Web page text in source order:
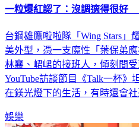
一粒爆紅認了：沒調適得很好
台鋼雄鷹啦啦隊「Wing Stars」
美外型，憑一支魔性「葉保弟
林襄、峮峮的接班人，傾刻間
YouTube訪談節目《Talk一杯》
在鎂光燈下的生活，有時還會社
娛樂